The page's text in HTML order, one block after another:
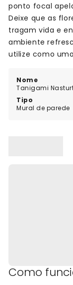
Nome
Tanigami
Tipo
Mural de parede
ponto focal
Deixe que as
tragam vida e
ambiente
utilize como
escolha
e elegância na
Como